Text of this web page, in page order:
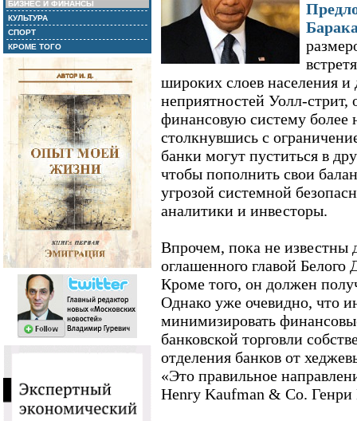
БИЗНЕС И ФИНАНСЫ
КУЛЬТУРА
СПОРТ
КРОМЕ ТОГО
широких слоев населения и
неприятностей Уолл-стрит,
финансовую систему более
столкнувшись с
банки могут пуститься в
чтобы пополнить свои
угрозой системной
аналитики и инвесторы.
Впрочем, пока не известны
оглашенного главой
Кроме того, он должен
Однако уже очевидно, что
минимизировать
банковской торговли
отделения банков от
«Это правильное
Henry Kaufman & Co.